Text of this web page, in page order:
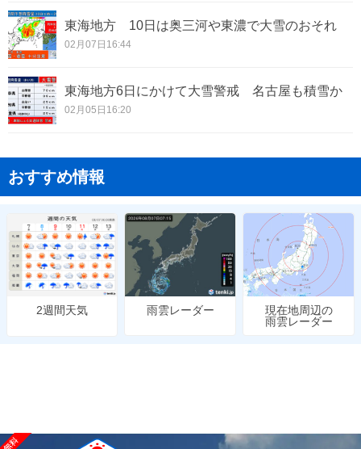
東海地方 10日は奥三河や東濃で大雪のおそれ
02月07日16:44
東海地方6日にかけて大雪警戒 名古屋も積雪か
02月05日16:20
おすすめ情報
2週間天気 雨雲レーダー
現在地周辺の
雨雲レーダー